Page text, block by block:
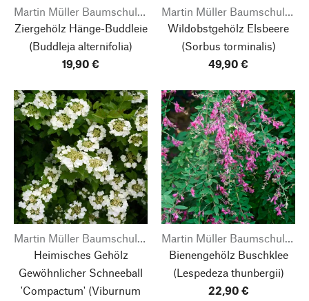
Martin Müller Baumschulen
Ziergehölz Hänge-Buddleie
(Buddleja alternifolia)
19,90 €
Martin Müller Baumschulen
Wildobstgehölz Elsbeere
(Sorbus torminalis)
49,90 €
Martin Müller Baumschulen
Heimisches Gehölz
Gewöhnlicher Schneeball
'Compactum' (Viburnum
Martin Müller Baumschulen
Bienengehölz Buschklee
(Lespedeza thunbergii)
22,90 €